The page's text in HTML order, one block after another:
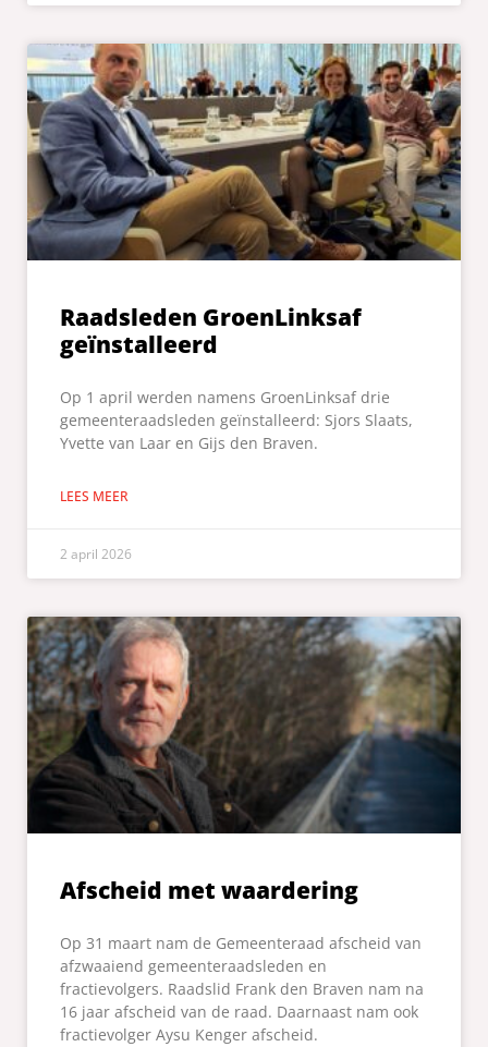
Raadsleden GroenLinksaf
geïnstalleerd
Op 1 april werden namens GroenLinksaf drie
gemeenteraadsleden geïnstalleerd: Sjors Slaats,
Yvette van Laar en Gijs den Braven.
LEES MEER
2 april 2026
Afscheid met waardering
Op 31 maart nam de Gemeenteraad afscheid van
afzwaaiend gemeenteraadsleden en
fractievolgers. Raadslid Frank den Braven nam na
16 jaar afscheid van de raad. Daarnaast nam ook
fractievolger Aysu Kenger afscheid.